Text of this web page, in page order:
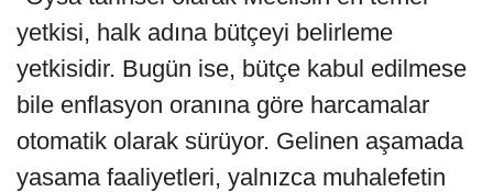
yetkisi, halk adına bütçeyi belirleme
yetkisidir. Bugün ise, bütçe kabul edilmese
bile enflasyon oranına göre harcamalar
otomatik olarak sürüyor. Gelinen aşamada
yasama faaliyetleri, yalnızca muhalefetin